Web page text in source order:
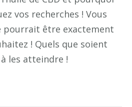
vos recherches ! Vous
pourrait être exactement
! Quels que soient
les atteindre !